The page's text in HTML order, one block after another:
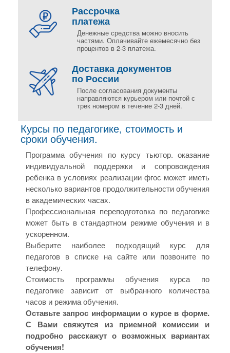
Рассрочка
платежа
Денежные средства можно вносить
частями. Оплачивайте ежемесячно без
процентов в 2-3 платежа.
Доставка документов
по России
После согласования документы
направляются курьером или почтой с
трек номером в течение 2-3 дней.
Курсы по педагогике, стоимость и
сроки обучения.
Программа обучения по курсу тьютор. оказание
индивидуальной поддержки и сопровождения
ребенка в условиях реализации фгос может иметь
несколько вариантов продолжительности обучения
в академических часах.
Профессиональная переподготовка по педагогике
может быть в стандартном режиме обучения и в
ускоренном.
Выберите наиболее подходящий курс для
педагогов в списке на сайте или позвоните по
телефону.
Стоимость программы обучения курса по
педагогике зависит от выбранного количества
часов и режима обучения.
Оставьте запрос информации о курсе в форме.
С Вами свяжутся из приемной комиссии и
подробно расскажут о возможных вариантах
обучения!